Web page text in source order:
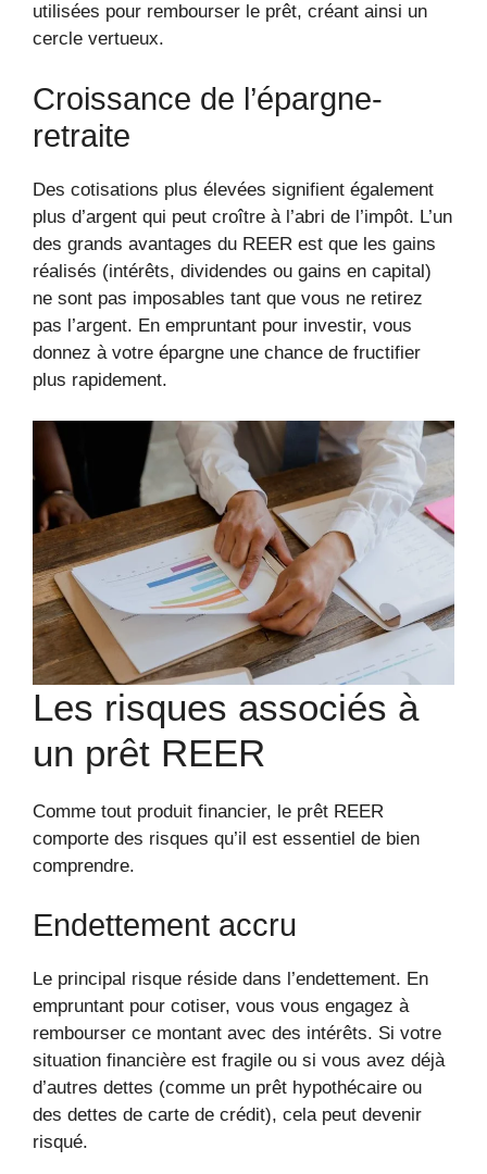
utilisées pour rembourser le prêt, créant ainsi un
cercle vertueux.
Croissance de l’épargne-
retraite
Des cotisations plus élevées signifient également
plus d’argent qui peut croître à l’abri de l’impôt. L’un
des grands avantages du REER est que les gains
réalisés (intérêts, dividendes ou gains en capital)
ne sont pas imposables tant que vous ne retirez
pas l’argent. En empruntant pour investir, vous
donnez à votre épargne une chance de fructifier
plus rapidement.
Les risques associés à
un prêt REER
Comme tout produit financier, le prêt REER
comporte des risques qu’il est essentiel de bien
comprendre.
Endettement accru
Le principal risque réside dans l’endettement. En
empruntant pour cotiser, vous vous engagez à
rembourser ce montant avec des intérêts. Si votre
situation financière est fragile ou si vous avez déjà
d’autres dettes (comme un prêt hypothécaire ou
des dettes de carte de crédit), cela peut devenir
risqué.